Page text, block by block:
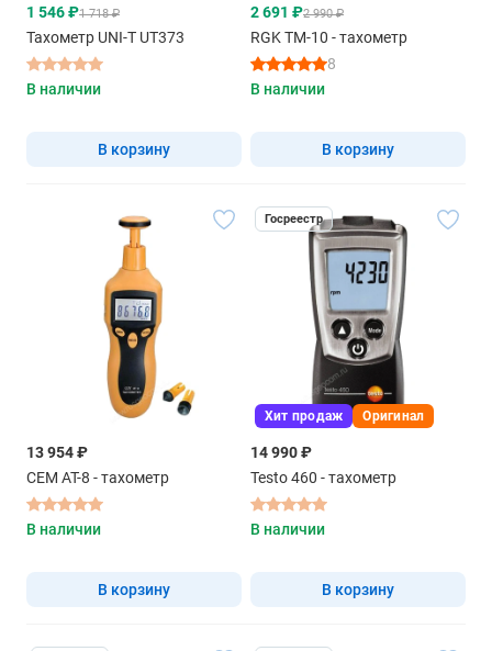
1 546 ₽1 718 ₽
Тахометр UNI-T UT373
В наличии
В корзину
2 691 ₽2 990 ₽
RGK TM-10 - тахометр
8
В наличии
В корзину
13 954 ₽
CEM AT-8 - тахометр
В наличии
В корзину
Госреестр
Хит продаж Оригинал
14 990 ₽
Testo 460 - тахометр
В наличии
В корзину